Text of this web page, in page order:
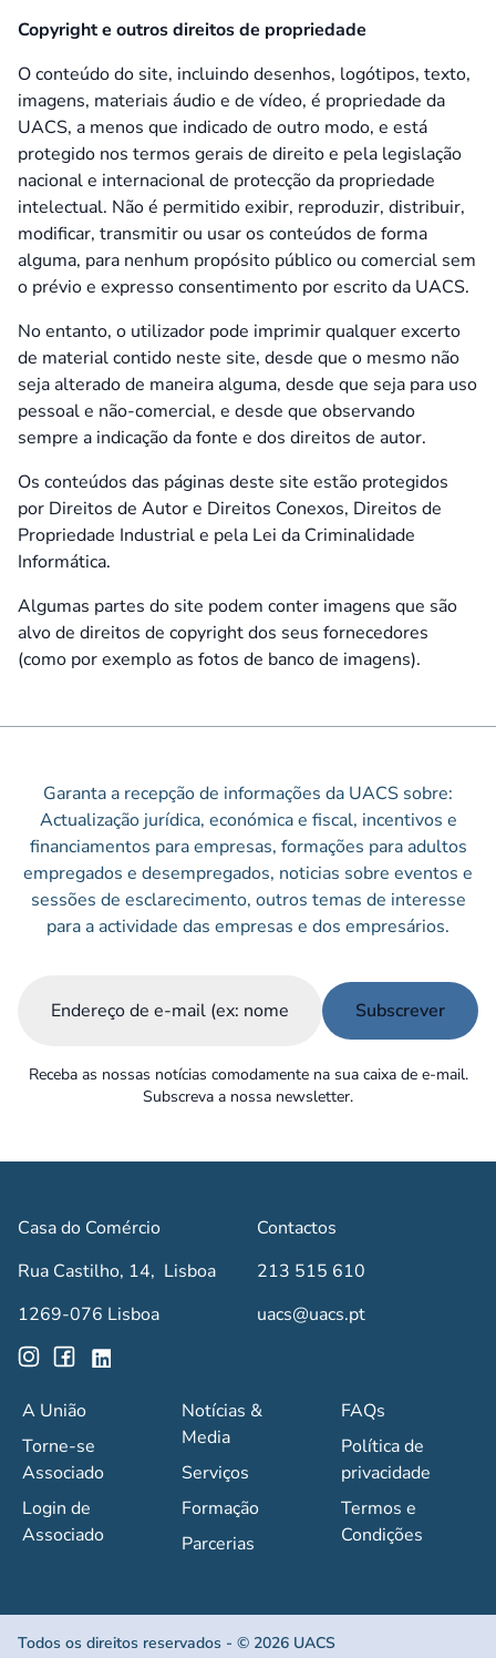
Copyrighte outros direitos de propriedade
O conteúdo do site, incluindo desenhos, logótipos, texto,
imagens, materiais áudio e de vídeo, é propriedade da
UACS, a menos que indicado de outro modo, e está
protegido nos termos gerais de direito e pela legislação
nacional e internacional de protecção da propriedade
intelectual. Não é permitido exibir, reproduzir, distribuir,
modificar, transmitir ou usar os conteúdos de forma
alguma, para nenhum propósito público ou comercial sem
o prévio e expresso consentimento por escrito da UACS.
No entanto, o utilizador pode imprimir qualquer excerto
de material contido neste site, desde que o mesmo não
seja alterado de maneira alguma, desde que seja para uso
pessoal e não-comercial, e desde que observando
sempre a indicação da fonte e dos direitos de autor.
Os conteúdos das páginas deste site estão protegidos
por Direitos de Autor e Direitos Conexos, Direitos de
Propriedade Industrial e pela Lei da Criminalidade
Informática.
Algumas partes do site podem conter imagens que são
alvo de direitos de copyright dos seus fornecedores
(como por exemplo as fotos de banco de imagens).
Garanta a recepção de informações da UACS sobre:
Actualização jurídica, económica e fiscal, incentivos e
financiamentos para empresas, formações para adultos
empregados e desempregados, noticias sobre eventos e
sessões de esclarecimento, outros temas de interesse
para a actividade das empresas e dos empresários.
Receba as nossas notícias comodamente na sua caixa de e-mail.
Subscreva a nossa newsletter.
Casa do Comércio
Rua Castilho, 14, Lisboa
1269-076 Lisboa
Contactos
213 515 610
uacs@uacs.pt
A União
Torne-se
Associado
Login de
Associado
Notícias &
Media
Serviços
Formação
Parcerias
FAQs
Política de
privacidade
Termos e
Condições
Todos os direitos reservados - © 2026 UACS